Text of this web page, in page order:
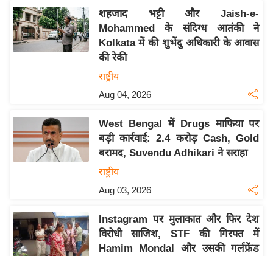
रा
य
ब
के
ट
L
2
0
शहजाद भट्टी और Jaish-e-
Mohammed के संदिग्ध आतंकी ने
Kolkata में की शुभेंदु अधिकारी के आवास
की रेकी
राष्ट्रीय
Aug 04, 2026
West Bengal में Drugs माफिया पर
बड़ी कार्रवाई: 2.4 करोड़ Cash, Gold
बरामद, Suvendu Adhikari ने सराहा
राष्ट्रीय
Aug 03, 2026
Instagram पर मुलाकात और फिर देश
विरोधी साजिश, STF की गिरफ्त में
Hamim Mondal और उसकी गर्लफ्रेंड